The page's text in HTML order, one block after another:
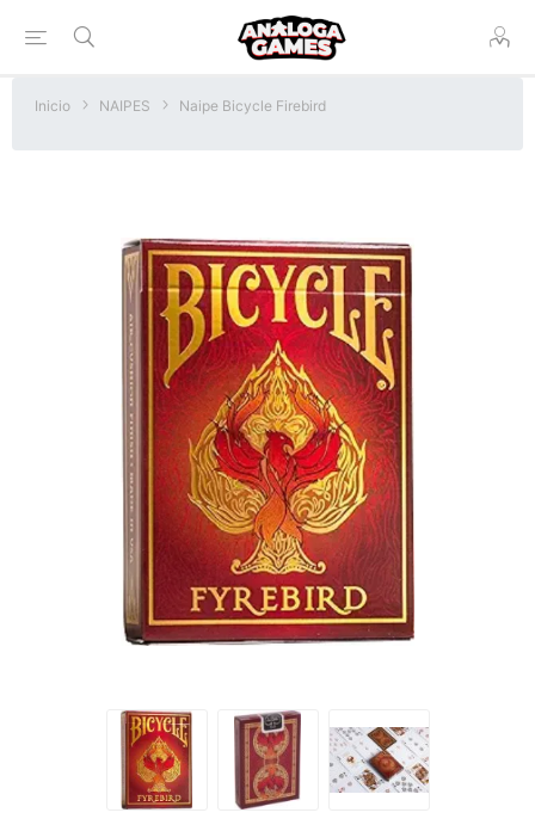
Inicio NAIPES Naipe Bicycle Firebird